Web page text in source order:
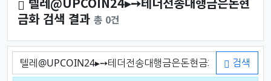
금화 검색 결과 총 0건
검색어 검색